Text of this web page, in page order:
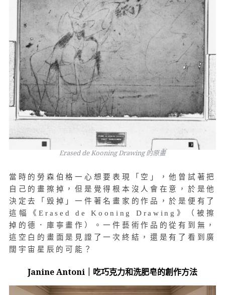
Erased de Kooning Drawing 的原畫
當時的勞森伯格一心想要表現「空」，他曾試著把
自己的畫擦掉，但是覺得根本沒人會在意，於是他
決定去「毀掉」一件著名畫家的作品，於是便有了
這幅《Erased de Kooning Drawing》（被擦
掉的德．庫寧畫作）。一件藝術作品的從有到無，
這空白的畫面是見證了一次終結，還是有了看到廣
闊宇宙星辰的可能？
Janine Antoni｜吃巧克力和洗肥皂的創作方法